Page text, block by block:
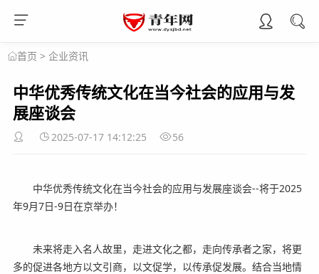
首页 > 企业资讯
中华优秀传统文化在当今社会的应用与发
展座谈会
2025-07-17 14:12:25 56
中华优秀传统文化在当今社会的应用与发展座谈会--将于2025
年9月7日-9日在京举办！
未来将走入名人故里，走进文化之都，走向传承者之家，将更
多的促进各地方以文引商，以文促学，以传承促发展。结合当地情